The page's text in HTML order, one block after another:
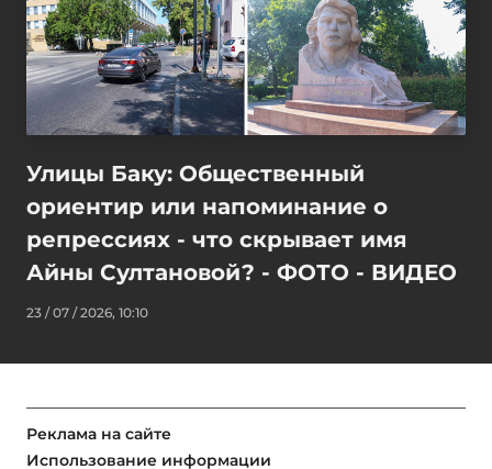
Улицы Баку: Общественный
ориентир или напоминание о
репрессиях - что скрывает имя
Айны Султановой? - ФОТО - ВИДЕО
23 / 07 / 2026, 10:10
Реклама на сайте
Использование информации